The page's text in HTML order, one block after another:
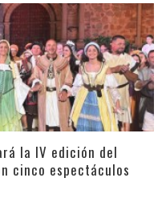
la IV edición del
cinco espectáculos